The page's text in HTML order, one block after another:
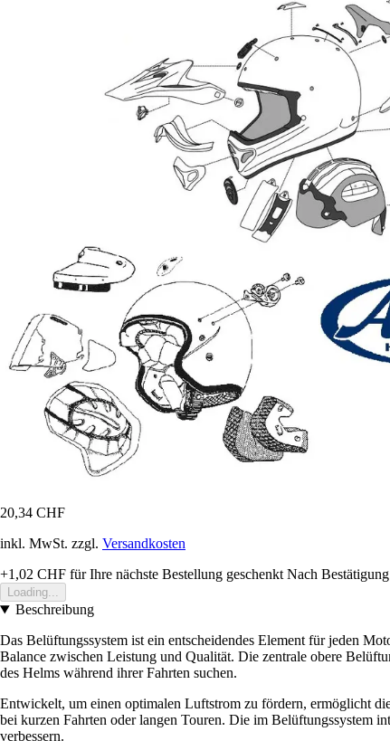
20,34 CHF
inkl. MwSt. zzgl. Versandkosten
+1,02 CHF für Ihre nächste Bestellung geschenkt Nach
Loading...
Beschreibung
Das Belüftungssystem ist ein entscheidendes Element für jeden
Balance zwischen Leistung und Qualität. Die zentrale obere
des Helms während ihrer Fahrten suchen.
Entwickelt, um einen optimalen Luftstrom zu fördern, ermöglicht
bei kurzen Fahrten oder langen Touren. Die im Belüftungssystem
verbessern.